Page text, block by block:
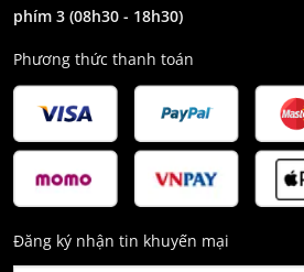
phím 3 (08h30 - 18h30)
Phương thức thanh toán
Đăng ký nhận tin khuyến mại